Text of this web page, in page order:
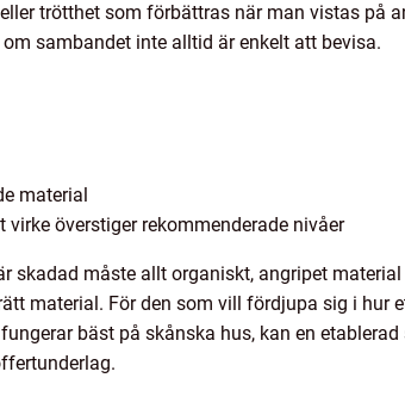
trötthet som förbättras när man vistas på
sambandet inte alltid är enkelt att bevisa.
material
överstiger rekommenderade nivåer
skadad måste allt organiskt, angripet
material. För den som vill fördjupa sig i hur
bäst på skånska hus, kan en